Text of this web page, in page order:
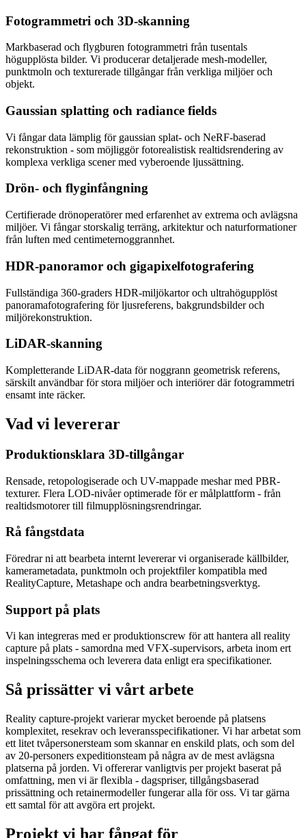
Fotogrammetri och 3D-skanning
Markbaserad och flygburen fotogrammetri från tusentals
högupplösta bilder. Vi producerar detaljerade mesh-modeller,
punktmoln och texturerade tillgångar från verkliga miljöer och
objekt.
Gaussian splatting och radiance fields
Vi fångar data lämplig för gaussian splat- och NeRF-baserad
rekonstruktion - som möjliggör fotorealistisk realtidsrendering av
komplexa verkliga scener med vyberoende ljussättning.
Drön- och flyginfångning
Certifierade drönoperatörer med erfarenhet av extrema och avlägsna
miljöer. Vi fångar storskalig terräng, arkitektur och naturformationer
från luften med centimeternoggrannhet.
HDR-panoramor och gigapixelfotografering
Fullständiga 360-graders HDR-miljökartor och ultrahögupplöst
panoramafotografering för ljusreferens, bakgrundsbilder och
miljörekonstruktion.
LiDAR-skanning
Kompletterande LiDAR-data för noggrann geometrisk referens,
särskilt användbar för stora miljöer och interiörer där fotogrammetri
ensamt inte räcker.
Vad vi levererar
Produktionsklara 3D-tillgångar
Rensade, retopologiserade och UV-mappade meshar med PBR-
texturer. Flera LOD-nivåer optimerade för er målplattform - från
realtidsmotorer till filmupplösningsrendringar.
Rå fångstdata
Föredrar ni att bearbeta internt levererar vi organiserade källbilder,
kamerametadata, punktmoln och projektfiler kompatibla med
RealityCapture, Metashape och andra bearbetningsverktyg.
Support på plats
Vi kan integreras med er produktionscrew för att hantera all reality
capture på plats - samordna med VFX-supervisors, arbeta inom ert
inspelningsschema och leverera data enligt era specifikationer.
Så prissätter vi vårt arbete
Reality capture-projekt varierar mycket beroende på platsens
komplexitet, resekrav och leveransspecifikationer. Vi har arbetat som
ett litet tvåpersonersteam som skannar en enskild plats, och som del
av 20-personers expeditionsteam på några av de mest avlägsna
platserna på jorden. Vi offererar vanligtvis per projekt baserat på
omfattning, men vi är flexibla - dagspriser, tillgångsbaserad
prissättning och retainermodeller fungerar alla för oss. Vi tar gärna
ett samtal för att avgöra ert projekt.
Projekt vi har fångat för